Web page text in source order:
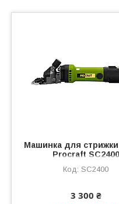
Машинка для
Procraft SC2400
SC2400
3 300 ₴